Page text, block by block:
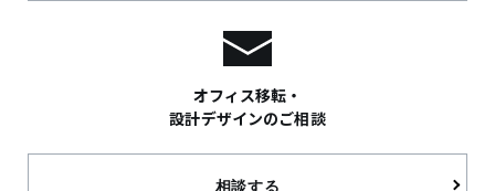
オフィス移転・
設計デザインのご相談
相談する